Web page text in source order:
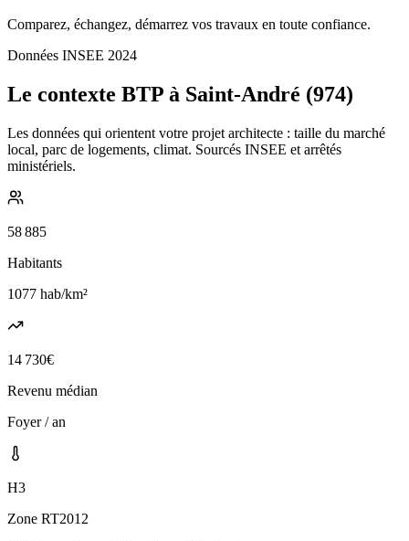
Comparez, échangez, démarrez vos travaux en toute confiance.
Données INSEE 2024
Le contexte BTP à Saint-André (974)
Les données qui orientent votre projet architecte : taille du marché
local, parc de logements, climat. Sourcés INSEE et arrêtés
ministériels.
58 885
Habitants
1077 hab/km²
14 730€
Revenu médian
Foyer / an
H3
Zone RT2012